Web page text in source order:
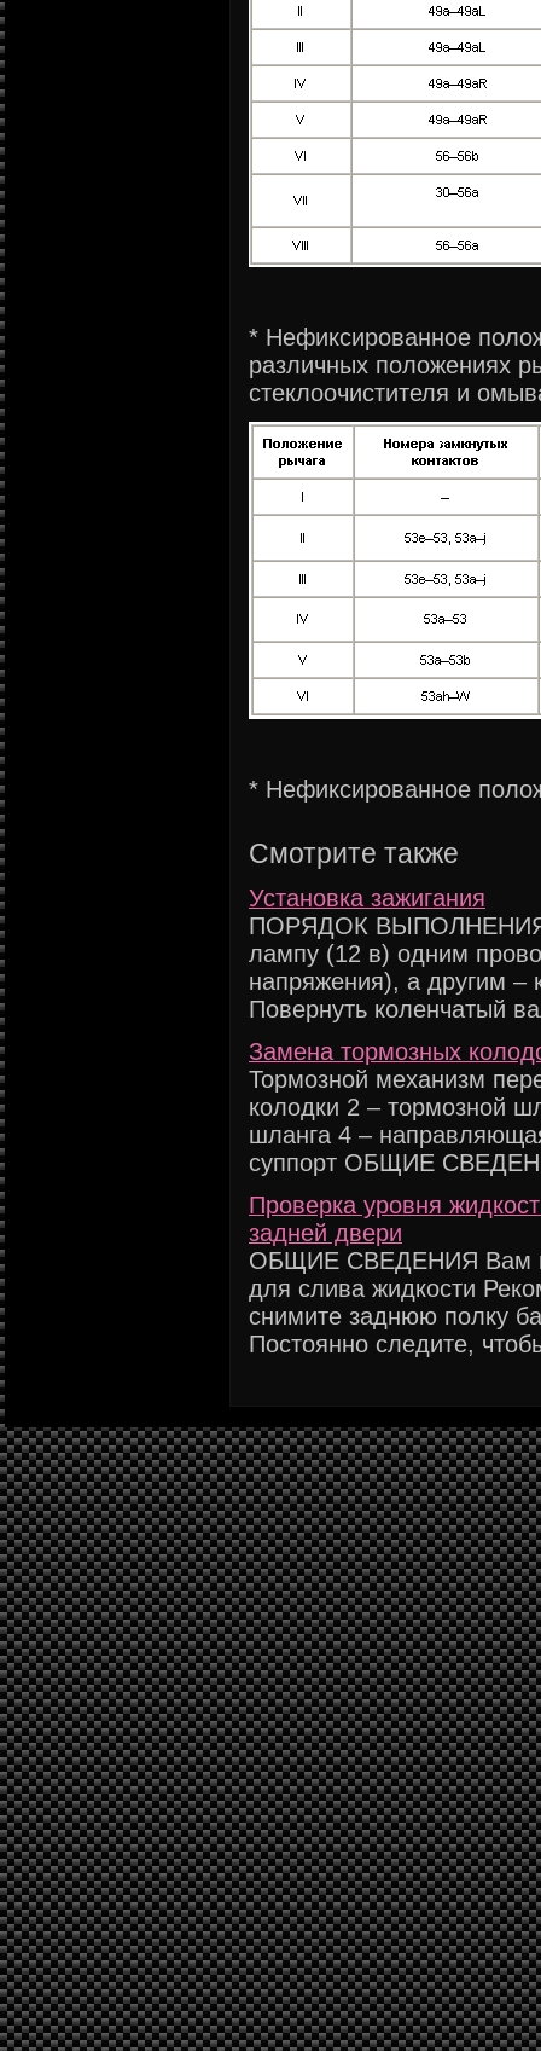
* Нефиксированное
различных положениях
стеклоочистителя и
* Нефиксированное
Смотрите также
Установка зажигания
ПОРЯДОК ВЫПОЛНЕНИЯ
лампу (12 в) одним
напряжения), а другим –
Повернуть коленчатый
Замена тормозных
Тормозной механизм
колодки 2 – тормозной
шланга 4 –
суппорт ОБЩИЕ
Проверка уровня
задней двери
ОБЩИЕ СВЕДЕНИЯ Вам
для слива жидкости
снимите заднюю полку
Постоянно следите,